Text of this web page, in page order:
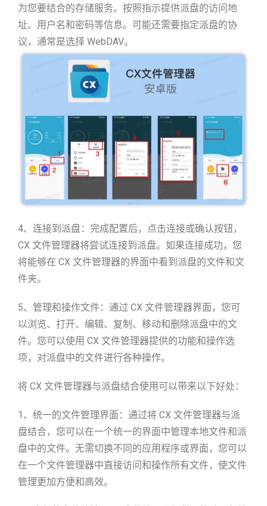
为您要结合的存储服务。按照指示提供派盘的访问地
址、用户名和密码等信息。可能还需要指定派盘的协
议，通常是选择 WebDAV。
4、连接到派盘：完成配置后，点击连接或确认按钮，
CX 文件管理器将尝试连接到派盘。如果连接成功，您
将能够在 CX 文件管理器的界面中看到派盘的文件和文
件夹。
5、管理和操作文件：通过 CX 文件管理器界面，您可
以浏览、打开、编辑、复制、移动和删除派盘中的文
件。您可以使用 CX 文件管理器提供的功能和操作选
项，对派盘中的文件进行各种操作。
将 CX 文件管理器与派盘结合使用可以带来以下好处：
1、统一的文件管理界面：通过将 CX 文件管理器与派
盘结合，您可以在一个统一的界面中管理本地文件和派
盘中的文件。无需切换不同的应用程序或界面，您可以
在一个文件管理器中直接访问和操作所有文件，使文件
管理更加方便和高效。